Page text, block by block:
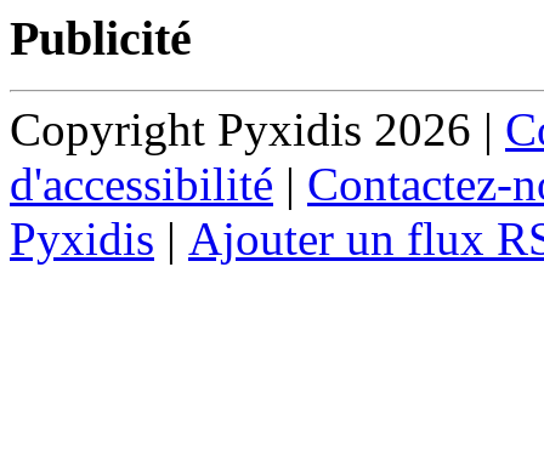
Publicité
Copyright Pyxidis 2026 |
d'accessibilité | Contactez-
Pyxidis | Ajouter un flux